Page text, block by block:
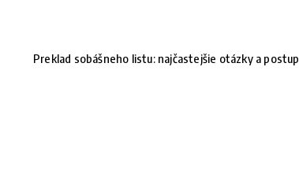
Preklad sobášneho listu: najčastejšie otázky a postup